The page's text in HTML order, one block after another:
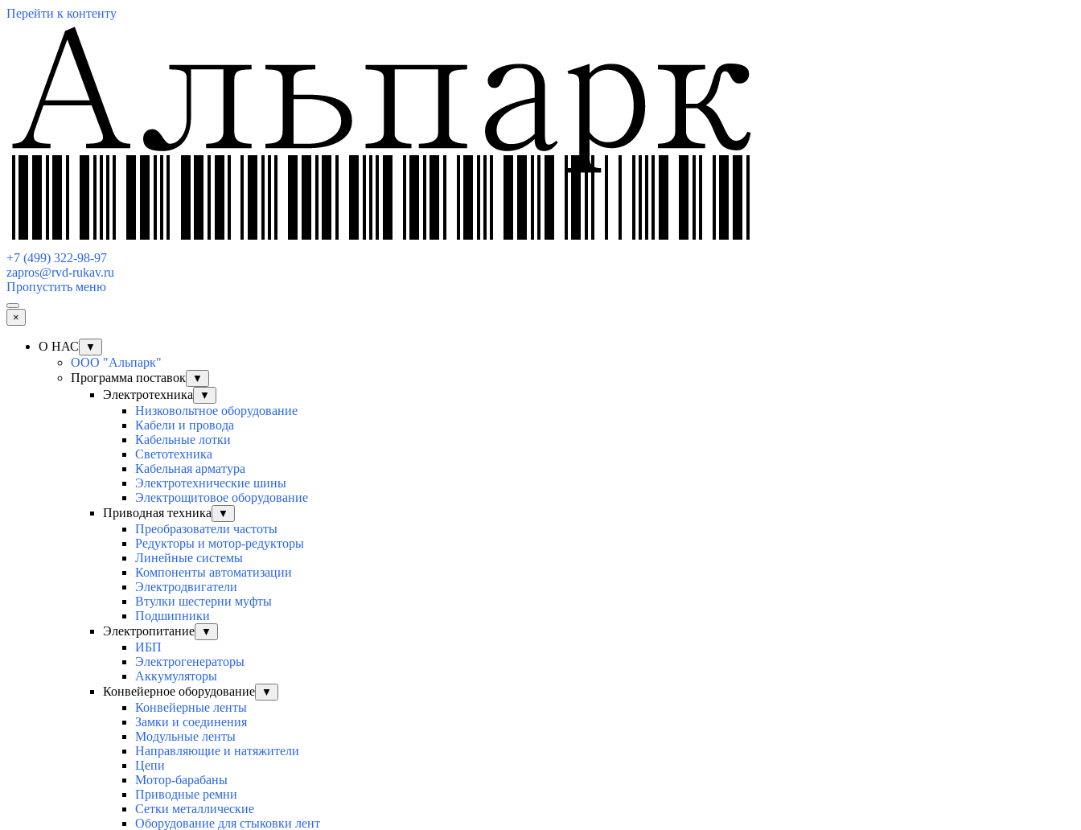
Перейти к контенту
+7 (499) 322-98-97
zapros@rvd-rukav.ru
Пропустить меню
×
О НАС ▼
ООО "Альпарк"
Программа поставок
▼
Электротехника ▼
Низковольтное оборудование
Кабели и провода
Кабельные лотки
Светотехника
Кабельная арматура
Электротехнические шины
Электрощитовое оборудование
Приводная техника
▼
Преобразователи частоты
Редукторы и мотор-редукторы
Линейные системы
Компоненты автоматизации
Электродвигатели
Втулки шестерни муфты
Подшипники
Электропитание
▼
ИБП
Электрогенераторы
Аккумуляторы
Конвейерное оборудование
▼
Конвейерные ленты
Замки и соединения
Модульные ленты
Направляющие и натяжители
Цепи
Мотор-барабаны
Приводные ремни
Сетки металлические
Оборудование для стыковки лент